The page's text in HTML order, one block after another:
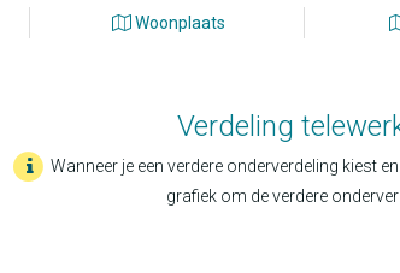
Woonplaats
Verdeling
Wanneer je een verdere onderverdeling kiest
grafiek om de verdere